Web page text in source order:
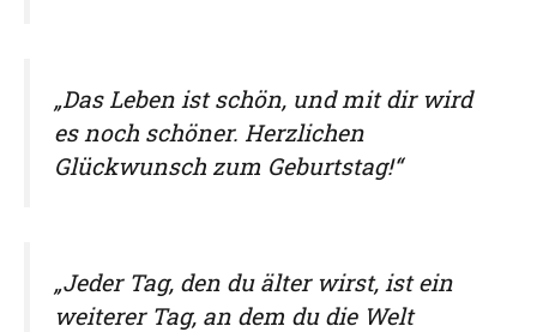
„Das Leben ist schön, und mit dir wird
es noch schöner. Herzlichen
Glückwunsch zum Geburtstag!“
„Jeder Tag, den du älter wirst, ist ein
weiterer Tag, an dem du die Welt